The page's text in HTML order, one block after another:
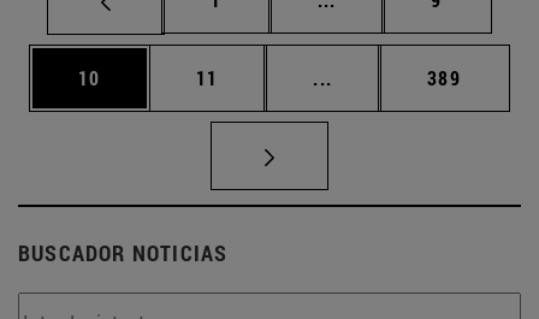
Página
10 Página
11 ... Páginas intermedias
Página
389
BUSCADOR NOTICIAS